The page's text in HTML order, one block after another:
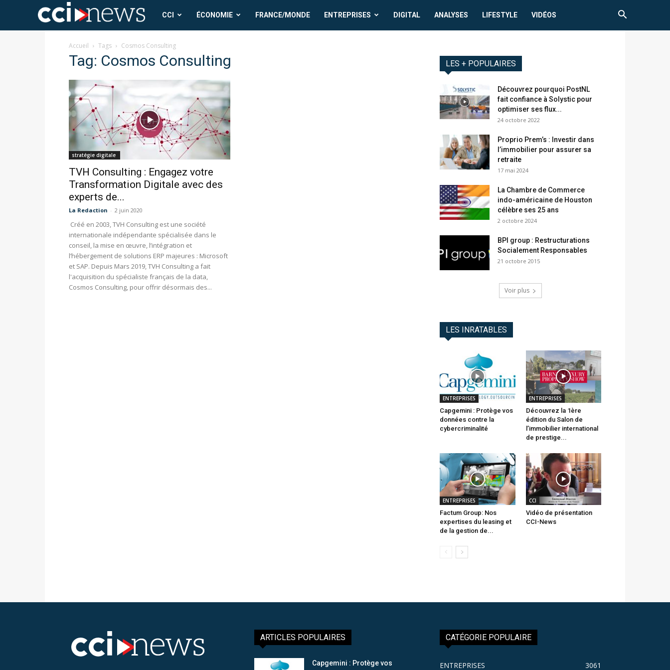
CCI
News
CCI ÉCONOMIE FRANCE/MONDE ENTREPRISES DIGITAL ANALYSES LIFESTYLE VIDÉOS
Accueil Tags Cosmos Consulting
Tag: Cosmos Consulting
stratégie digitale
TVH Consulting : Engagez votre
Transformation Digitale avec des
experts de...
La Redaction - 2 juin 2020
Créé en 2003, TVH Consulting est une société
internationale indépendante spécialisée dans le
conseil, la mise en œuvre, l’intégration et
l’hébergement de solutions ERP majeures : Microsoft
et SAP. Depuis Mars 2019, TVH Consulting a fait
l'acquisition du spécialiste français de la data,
Cosmos Consulting, pour offrir désormais des...
LES + POPULAIRES
Découvrez pourquoi PostNL
fait confiance à Solystic pour
optimiser ses flux...
24 octobre 2022
Proprio Prem’s : Investir dans
l’immobilier pour assurer sa
retraite
17 mai 2024
La Chambre de Commerce
indo-américaine de Houston
célèbre ses 25 ans
2 octobre 2024
BPI group : Restructurations
Socialement Responsables
21 octobre 2015
Voir plus
LES INRATABLES
ENTREPRISES
Capgemini : Protège vos
données contre la
cybercriminalité
ENTREPRISES
Découvrez la 1ère
édition du Salon de
l’immobilier international
de prestige...
ENTREPRISES
Factum Group: Nos
expertises du leasing et
de la gestion de...
CCI
Vidéo de présentation
CCI-News
ARTICLES POPULAIRES
Capgemini : Protège vos
CATÉGORIE POPULAIRE
ENTREPRISES 3061